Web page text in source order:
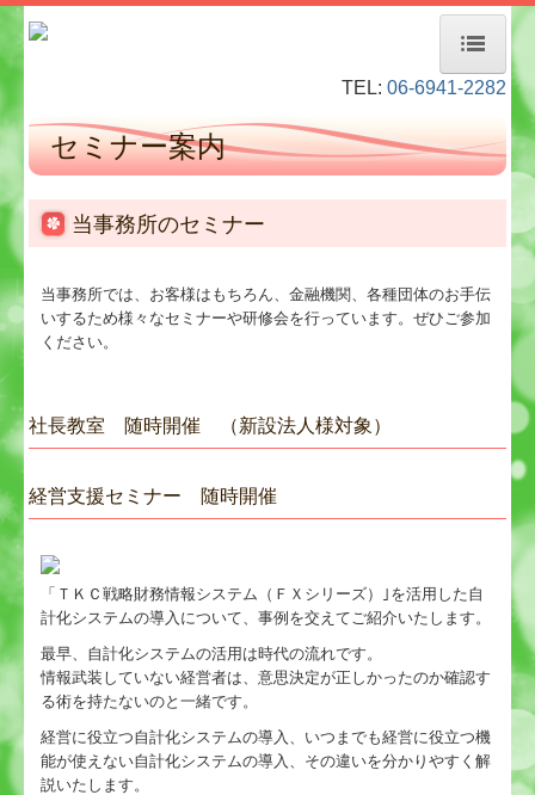
経営者お役立ち情報
当事務所のお客様
業務内容
TKCモニタリング情報サービス
経営理念
お問合せ
TEL: 06-6941-2282
セミナー案内
当事務所のセミナー
当事務所では、お客様はもちろん、金融機関、各種団体のお手伝
いするため様々なセミナーや研修会を行っています。ぜひご参加
ください。
社長教室 随時開催 （新設法人様対象）
経営支援セミナー 随時開催
「ＴＫＣ戦略財務情報システム（ＦＸシリーズ）｣を活用した自
計化システムの導入について、事例を交えてご紹介いたします。
最早、自計化システムの活用は時代の流れです。
情報武装していない経営者は、意思決定が正しかったのか確認す
る術を持たないのと一緒です。
経営に役立つ自計化システムの導入、いつまでも経営に役立つ機
能が使えない自計化システムの導入、その違いを分かりやすく解
説いたします。